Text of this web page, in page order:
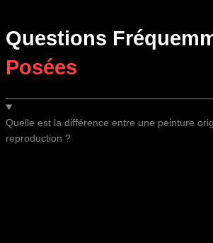
Questions
Posées
Quelle est la différence entre une peinture
reproduction ?